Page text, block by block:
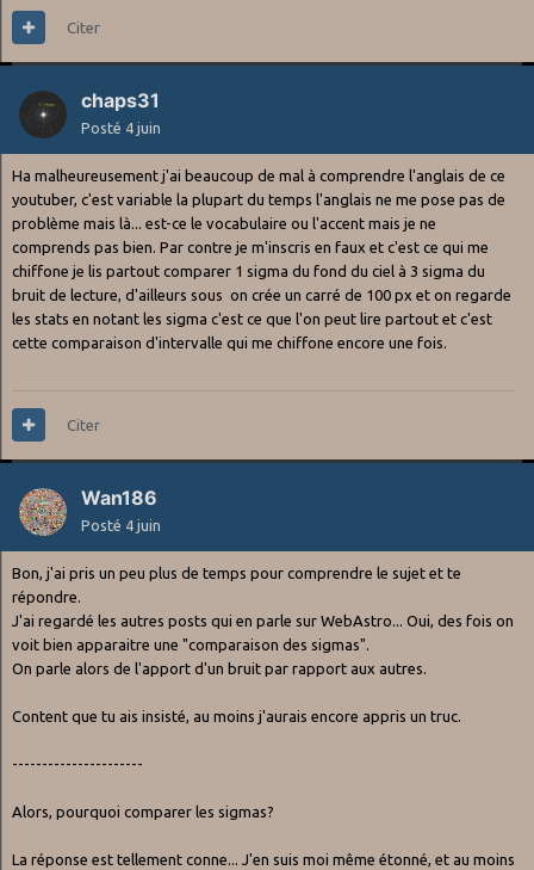
Citer
chaps31
Posté 4 juin
Ha malheureusement j'ai beaucoup de mal à comprendre l'anglais de ce
youtuber, c'est variable la plupart du temps l'anglais ne me pose pas de
problème mais là... est-ce le vocabulaire ou l'accent mais je ne
comprends pas bien. Par contre je m'inscris en faux et c'est ce qui me
chiffone je lis partout comparer 1 sigma du fond du ciel à 3 sigma du
bruit de lecture, d'ailleurs sous on crée un carré de 100 px et on regarde
les stats en notant les sigma c'est ce que l'on peut lire partout et c'est
cette comparaison d'intervalle qui me chiffone encore une fois.
Citer
Wan186
Posté 4 juin
Bon, j'ai pris un peu plus de temps pour comprendre le sujet et te
répondre.
J'ai regardé les autres posts qui en parle sur WebAstro... Oui, des fois on
voit bien apparaitre une "comparaison des sigmas".
On parle alors de l'apport d'un bruit par rapport aux autres.
Content que tu ais insisté, au moins j'aurais encore appris un truc.
----------------------
Alors, pourquoi comparer les sigmas?
La réponse est tellement conne... J'en suis moi même étonné, et au moins